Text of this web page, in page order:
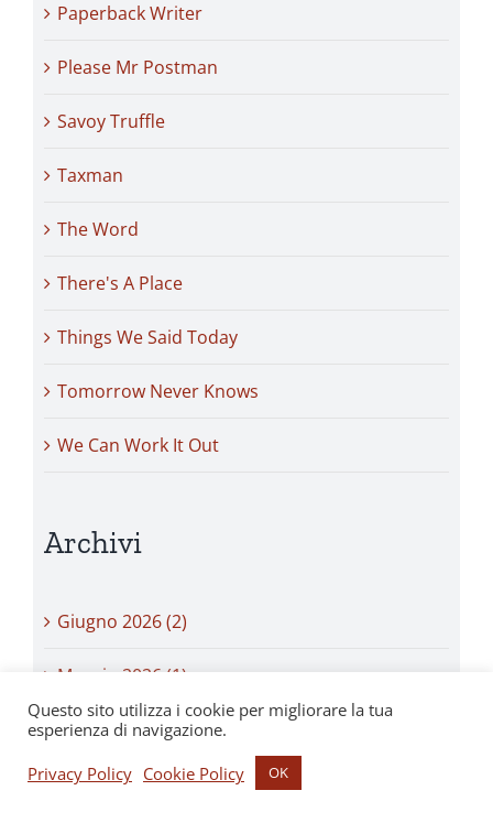
Paperback Writer
Please Mr Postman
Savoy Truffle
Taxman
The Word
There's A Place
Things We Said Today
Tomorrow Never Knows
We Can Work It Out
Archivi
Giugno 2026 (2)
Maggio 2026 (1)
Aprile 2026 (1)
Marzo 2026 (1)
Questo sito utilizza i cookie per migliorare la tua
esperienza di navigazione.
Privacy Policy Cookie Policy OK